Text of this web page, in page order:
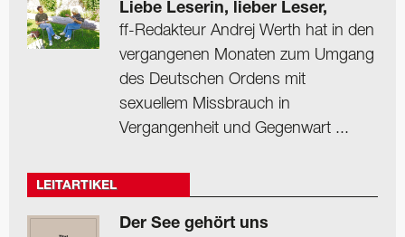
Liebe Leserin, lieber Leser,
ff-Redakteur Andrej Werth hat in den
vergangenen Monaten zum Umgang
des Deutschen Ordens mit
sexuellem Missbrauch in
Vergangenheit und Gegenwart ...
LEITARTIKEL
Der See gehört uns